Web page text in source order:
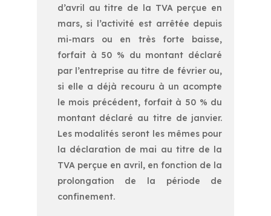
d’avril au titre de la TVA perçue en
mars, si l’activité est arrêtée depuis
mi-mars ou en très forte baisse,
forfait à 50 % du montant déclaré
par l’entreprise au titre de février ou,
si elle a déjà recouru à un acompte
le mois précédent, forfait à 50 % du
montant déclaré au titre de janvier.
Les modalités seront les mêmes pour
la déclaration de mai au titre de la
TVA perçue en avril, en fonction de la
prolongation de la période de
confinement.